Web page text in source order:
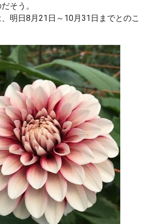
そう。
明日8月21日～10月31日までとのこ